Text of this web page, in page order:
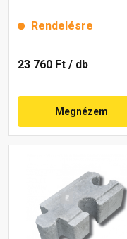
Rendelésre
23 760 Ft / db
Megnézem